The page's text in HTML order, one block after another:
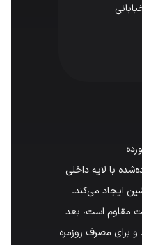
با لایه داخلی
ایجاد می‌کند.
مقاوم است، بعد
برای مصرف روزمره